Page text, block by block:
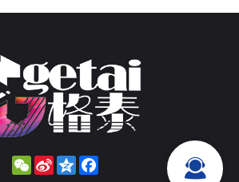
WeChat
Sina
Weibo
Qzone